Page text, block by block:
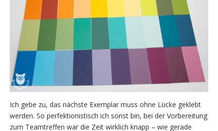
Ich gebe zu, das nächste Exemplar muss ohne Lücke geklebt
werden. So perfektionistisch ich sonst bin, bei der Vorbereitung
zum Teamtreffen war die Zeit wirklich knapp – wie gerade